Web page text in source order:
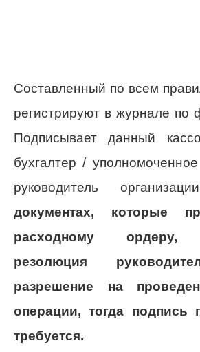
Составленный по всем
регистрируют в журнале
Подписывает данный
бухгалтер /
руководитель
документах, которые
расходному ордеру,
резолюция
разрешение на
операции, тогда подпись
требуется.